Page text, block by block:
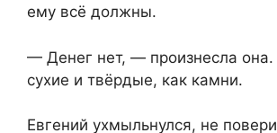
ему всё должны.
— Денег нет, — произнесла она.
сухие и твёрдые, как камни.
Евгений ухмыльнулся, не